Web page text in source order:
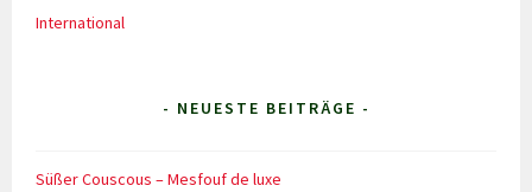
International
- NEUESTE BEITRÄGE -
Süßer Couscous – Mesfouf de luxe